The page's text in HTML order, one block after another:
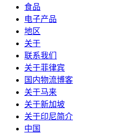
食品
电子产品
地区
关于
联系我们
关于菲律宾
国内物流博客
关于马来
关于新加坡
关于印尼简介
中国